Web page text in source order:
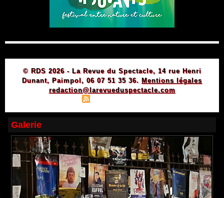
© RDS 2026 - La Revue du Spectacle, 14 rue Henri
Dunant, Paimpol, 06 07 51 35 36. Mentions légales
redaction@larevueduspectacle.com
Galerie